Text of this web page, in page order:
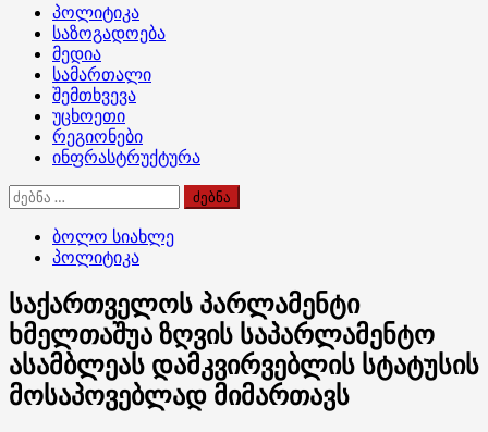
Primary
Menu
პოლიტიკა
საზოგადოება
მედია
სამართალი
შემთხვევა
უცხოეთი
რეგიონები
ინფრასტრუქტურა
ძებნა:
ბოლო სიახლე
პოლიტიკა
საქართველოს პარლამენტი
ხმელთაშუა ზღვის საპარლამენტო
ასამბლეას დამკვირვებლის სტატუსის
მოსაპოვებლად მიმართავს